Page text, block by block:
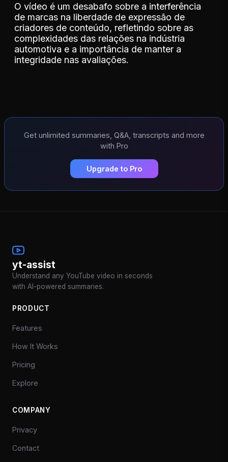
O vídeo é um desabafo sobre a interferência
de marcas na liberdade de expressão de
criadores de conteúdo, refletindo sobre as
complexidades das relações na indústria
automotiva e a importância de manter a
integridade nas avaliações.
Get unlimited summaries, Q&A, transcripts and more
with Pro
Upgrade to Pro
yt-assist
Understand any YouTube video in seconds
with AI-powered summaries.
PRODUCT
Features
How It Works
Pricing
Explore
COMPANY
Privacy
Contact